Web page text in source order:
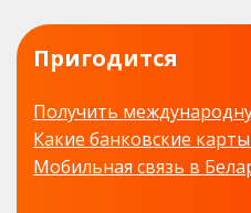
Пригодится
Получить
Какие банковские
Мобильная связь в